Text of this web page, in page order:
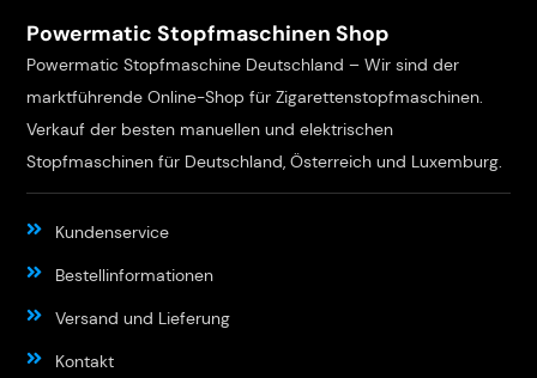
Powermatic Stopfmaschinen Shop
Powermatic Stopfmaschine Deutschland – Wir sind der
marktführende Online-Shop für Zigarettenstopfmaschinen.
Verkauf der besten manuellen und elektrischen
Stopfmaschinen für Deutschland, Österreich und Luxemburg.
Kundenservice
Bestellinformationen
Versand und Lieferung
Kontakt